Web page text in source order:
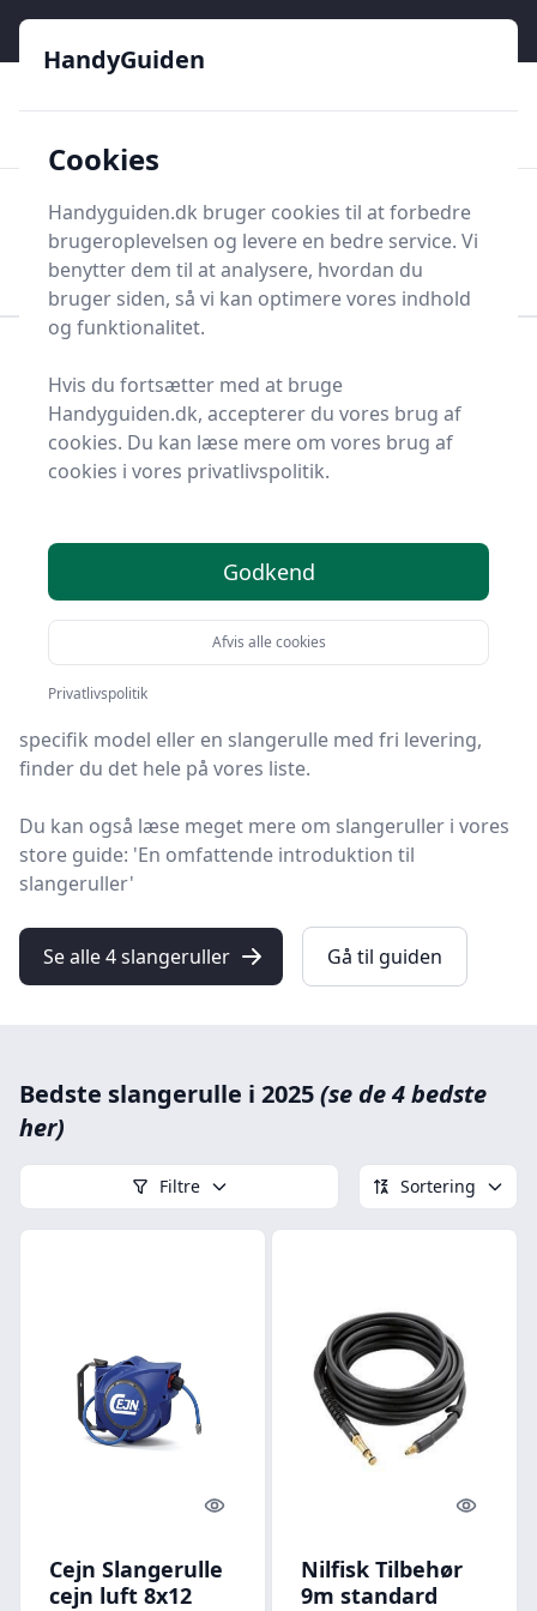
HandyGuiden
Søg nu
Søg nu
Diverse værktøj
Værktøjsdele og tilbehør
Koblinger og tilbehør
Slangerulle
Bedste slangerulle i
HandyGuiden er stedet at finde slangeruller. Vi har
samlet 4 top-produkter, så du hurtigt kan vælge det
bedste.
Hvad enten du leder efter kvalitet, gode priser, en
specifik model eller en slangerulle med fri levering,
finder du det hele på vores liste.
Du kan også læse meget mere om slangeruller i vores
store guide: 'En omfattende introduktion til
slangeruller'
Se alle 4 slangeruller Gå til guiden
Bedste slangerulle i 2025(se de 4 bedste
her)
Filtre Sortering
Quick look
Cejn Slangerulle
cejn luft 8x12
Quick
Nilfisk Tilbehør
9m standard
HandyGuiden
Cookies
Handyguiden.dk bruger cookies til at forbedre
brugeroplevelsen og levere en bedre service. Vi
benytter dem til at analysere, hvordan du
bruger siden, så vi kan optimere vores indhold
og funktionalitet.
Hvis du fortsætter med at bruge
Handyguiden.dk, accepterer du vores brug af
cookies. Du kan læse mere om vores brug af
cookies i vores privatlivspolitik.
Godkend
Afvis alle cookies
Privatlivspolitik